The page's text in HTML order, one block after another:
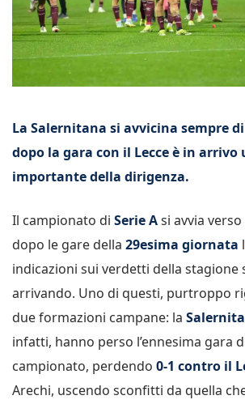
La Salernitana si avvicina sempre
dopo la gara con il Lecce è in arrivo
importante della dirigenza.
Il campionato di Serie Asi avvia
dopo le gare della 29esima giornata
indicazioni sui verdetti della stagione
arrivando. Uno di questi, purtroppo
due formazioni campane: la
infatti, hanno perso l’ennesima gara
campionato, perdendo 0-1 contro il
Arechi, uscendo sconfitti da quella